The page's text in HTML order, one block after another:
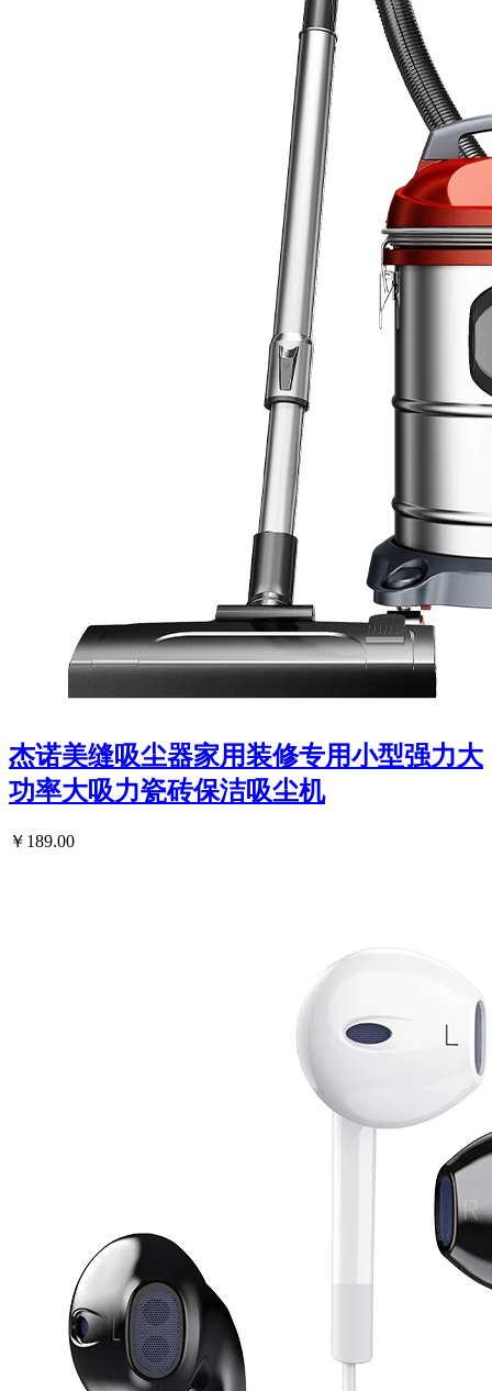
杰诺美缝吸尘器家用装修专用小型强力大
功率大吸力瓷砖保洁吸尘机
￥189.00